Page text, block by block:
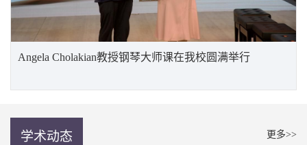
Angela Cholakian教授钢琴大师课在我校圆满举行
学术动态 更多>>